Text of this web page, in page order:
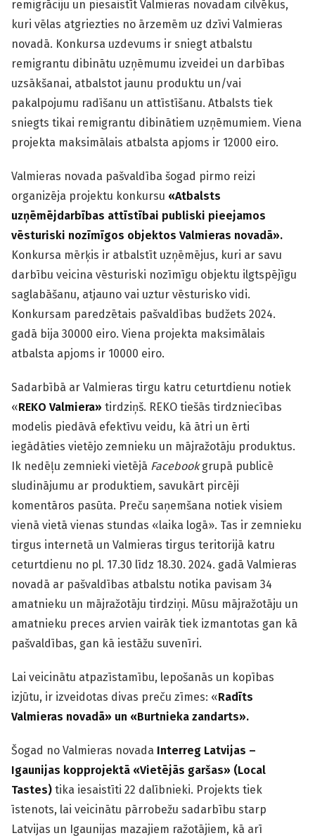
remigrāciju un piesaistīt Valmieras novadam cilvēkus,
kuri vēlas atgriezties no ārzemēm uz dzīvi Valmieras
novadā. Konkursa uzdevums ir sniegt atbalstu
remigrantu dibinātu uzņēmumu izveidei un darbības
uzsākšanai, atbalstot jaunu produktu un/vai
pakalpojumu radīšanu un attīstīšanu. Atbalsts tiek
sniegts tikai remigrantu dibinātiem uzņēmumiem. Viena
projekta maksimālais atbalsta apjoms ir 12000 eiro.
Valmieras novada pašvaldība šogad pirmo reizi
organizēja projektu konkursu «Atbalsts
uzņēmējdarbības attīstībai publiski pieejamos
vēsturiski nozīmīgos objektos Valmieras novadā».
Konkursa mērķis ir atbalstīt uzņēmējus, kuri ar savu
darbību veicina vēsturiski nozīmīgu objektu ilgtspējīgu
saglabāšanu, atjauno vai uztur vēsturisko vidi.
Konkursam paredzētais pašvaldības budžets 2024.
gadā bija 30000 eiro. Viena projekta maksimālais
atbalsta apjoms ir 10000 eiro.
Sadarbībā ar Valmieras tirgu katru ceturtdienu notiek
«REKO Valmiera» tirdziņš. REKO tiešās tirdzniecības
modelis piedāvā efektīvu veidu, kā ātri un ērti
iegādāties vietējo zemnieku un mājražotāju produktus.
Ik nedēļu zemnieki vietējā Facebookgrupā publicē
sludinājumu ar produktiem, savukārt pircēji
komentāros pasūta. Preču saņemšana notiek visiem
vienā vietā vienas stundas «laika logā». Tas ir zemnieku
tirgus internetā un Valmieras tirgus teritorijā katru
ceturtdienu no pl. 17.30 līdz 18.30. 2024. gadā Valmieras
novadā ar pašvaldības atbalstu notika pavisam 34
amatnieku un mājražotāju tirdziņi. Mūsu mājražotāju un
amatnieku preces arvien vairāk tiek izmantotas gan kā
pašvaldības, gan kā iestāžu suvenīri.
Lai veicinātu atpazīstamību, lepošanās un kopības
izjūtu, ir izveidotas divas preču zīmes: «Radīts
Valmieras novadā» un «Burtnieka zandarts».
Šogad no Valmieras novada Interreg Latvijas –
Igaunijas kopprojektā «Vietējās garšas» (Local
Tastes) tika iesaistīti 22 dalībnieki. Projekts tiek
īstenots, lai veicinātu pārrobežu sadarbību starp
Latvijas un Igaunijas mazajiem ražotājiem, kā arī